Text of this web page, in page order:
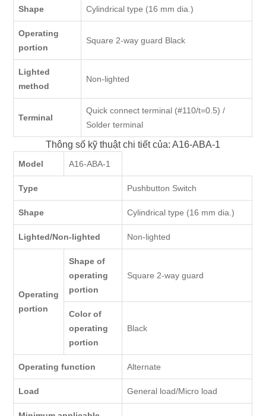
Shape Cylindrical type (16 mm dia.)
Operating
portion
Square 2-way guard Black
Lighted
method
Non-lighted
Terminal
Quick connect terminal (#110/t=0.5) /
Solder terminal
Thông số kỹ thuật chi tiết của: A16-ABA-1
Model A16-ABA-1
Type Pushbutton Switch
Shape Cylindrical type (16 mm dia.)
Lighted/Non-lighted Non-lighted
Operating
portion
Shape of
operating
portion
Square 2-way guard
Color of
operating
portion
Black
Operating function Alternate
Load General load/Micro load